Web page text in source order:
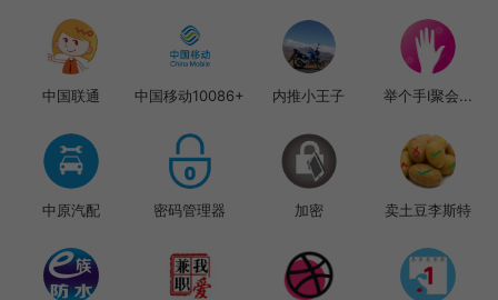
中国联通 中国移动10086+ 内推小王子 举个手I聚会...
中原汽配 密码管理器 加密 卖土豆李斯特